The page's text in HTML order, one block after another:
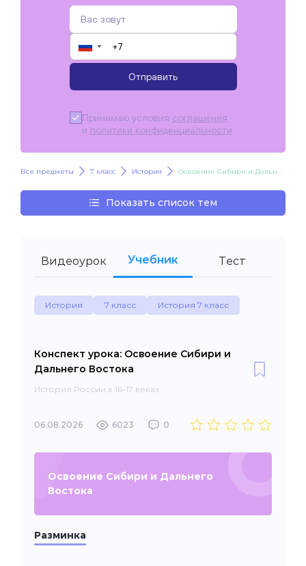
▼
Отправить
Принимаю условия соглашения
и политики конфиденциальности
Все предметы 7 класс История Освоение Сибири и Дальнего Востока
Показать список тем
Видеоурок Учебник Тест
История 7 класс История 7 класс
Конспект урока: Освоение Сибири и
Дальнего Востока
История России в 16-17 веках
06.08.2026 6023 0
Освоение Сибири и Дальнего
Востока
Разминка